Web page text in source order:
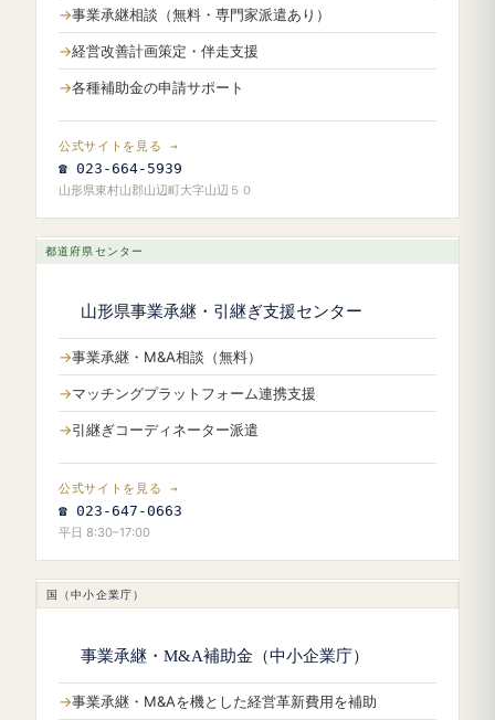
事業承継相談（無料・専門家派遣あり）
経営改善計画策定・伴走支援
各種補助金の申請サポート
公式サイトを見る →
☎ 023-664-5939
山形県東村山郡山辺町大字山辺５０
都道府県センター
山形県事業承継・引継ぎ支援センター
事業承継・M&A相談（無料）
マッチングプラットフォーム連携支援
引継ぎコーディネーター派遣
公式サイトを見る →
☎ 023-647-0663
平日 8:30–17:00
国（中小企業庁）
事業承継・M&A補助金（中小企業庁）
事業承継・M&Aを機とした経営革新費用を補助